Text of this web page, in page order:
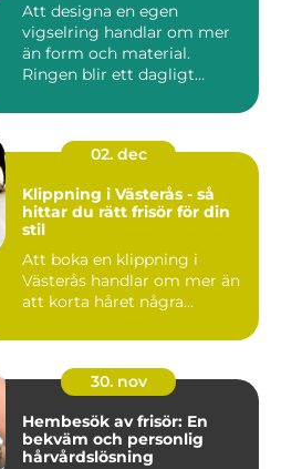
Att designa en egen
vigselring handlar om mer
än form och material.
Ringen blir ett dagligt
02. dec
Klippning i Västerås - så
hittar du rätt frisör för din
stil
Att boka en klippning i
Västerås handlar om mer än
att korta håret några...
30. nov
Hembesök av frisör: En
bekväm och personlig
hårvårdslösning